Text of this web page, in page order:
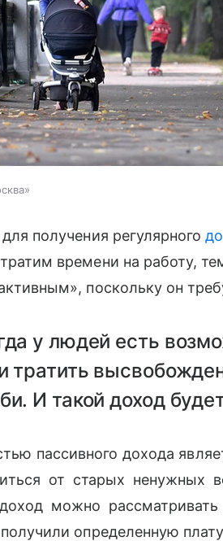
получения регулярного
времени на работу,
поскольку он
у людей есть
тратить
И такой доход
пассивного дохода
от старых ненужных
можно
определенную